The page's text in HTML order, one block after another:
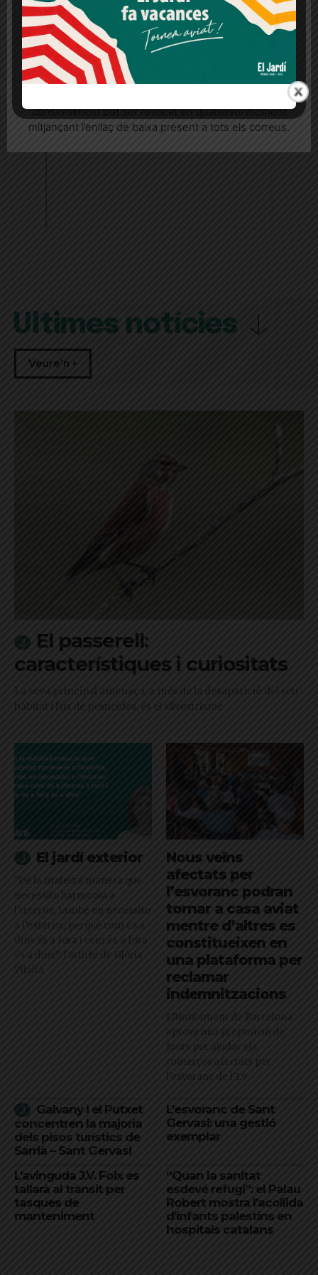
Últimes notícies
Veure'n +
El passerell:
característiques i curiositats
La seva principal amenaça, a més de la desaparició del seu
hàbitat i l'ús de pesticides, és el silvestrisme
El jardí exterior
"De la mateixa manera que
necessito harmonia a
l’interior, també en necessito
a l’exterior, perquè com és a
dins és a fora i com és a fora
és a dins": l'article de Glòria
Vilalta
Nous veïns
afectats per
l’esvoranc podran
tornar a casa aviat
mentre d’altres es
constitueixen en
una plataforma per
reclamar
indemnitzacions
L’Ajuntament de Barcelona
aprova una proposició de
Junts per ajudar els
comerços afectats per
l'esvoranc de l'L9
Galvany i el Putxet
concentren la majoria
dels pisos turístics de
Sarrià – Sant Gervasi
L’esvoranc de Sant
Gervasi: una gestió
exemplar
L’avinguda J.V. Foix es
tallarà al trànsit per
tasques de
manteniment
“Quan la sanitat
esdevé refugi”: el Palau
Robert mostra l’acollida
d’infants palestins en
hospitals catalans
Més informació Acceptar Rebutjar tot
Quan l’usuari crea un compte al Diari el Jardí, dona el
seu consentiment explícit per rebre comunicacions
consentiment pot ser revocat en qualsevol moment
mitjançant l’enllaç de baixa present a tots els correus.